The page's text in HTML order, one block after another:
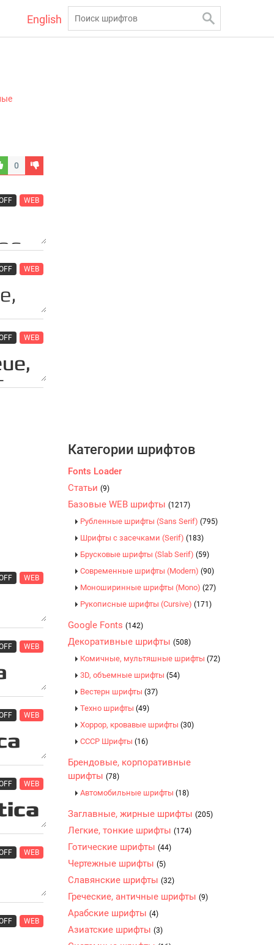
English
0
WEB
WEB
WEB
WEB
WEB
WEB
WEB
WEB
WEB
Категории шрифтов
Fonts Loader
Статьи (9)
Базовые WEB шрифты (1217)
Рубленные шрифты (Sans Serif) (795)
Шрифты с засечками (Serif) (183)
Брусковые шрифты (Slab Serif) (59)
Современные шрифты (Modern) (90)
Моноширинные шрифты (Mono) (27)
Рукописные шрифты (Cursive) (171)
Google Fonts (142)
Декоративные шрифты (508)
Комичные, мультяшные шрифты (72)
3D, объемные шрифты (54)
Вестерн шрифты (37)
Техно шрифты (49)
Хоррор, кровавые шрифты (30)
CCCР Шрифты (16)
Брендовые, корпоративные
шрифты (78)
Автомобильные шрифты (18)
Заглавные, жирные шрифты (205)
Легкие, тонкие шрифты (174)
Готические шрифты (44)
Чертежные шрифты (5)
Славянские шрифты (32)
Греческие, античные шрифты (9)
Арабские шрифты (4)
Азиатские шрифты (3)